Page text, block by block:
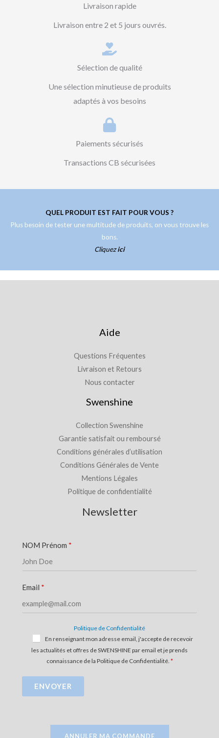
Livraison rapide
Livraison entre 2 et 5 jours ouvrés.
Sélection de qualité
Une sélection minutieuse de produits
adaptés à vos besoins
Paiements sécurisés
Transactions CB sécurisées
QUEL PRODUIT EST FAIT POUR VOUS ?
Plus besoin de tester une multitude de produits, on vous trouve les
bons.
Cliquezici
Aide
Questions Fréquentes
Livraison et Retours
Nous contacter
Swenshine
Collection Swenshine
Garantie satisfait ou remboursé
Conditions générales d’utilisation
Conditions Générales de Vente
Mentions Légales
Politique de confidentialité
Newsletter
NOM Prénom
Email
Politique de Confidentialité
En renseignant mon adresse email, j'accepte de recevoir
les actualités et offres de SWENSHINE par email et je prends
connaissance de la Politique de Confidentialité.
ENVOYER
ANNULER MA COMMANDE